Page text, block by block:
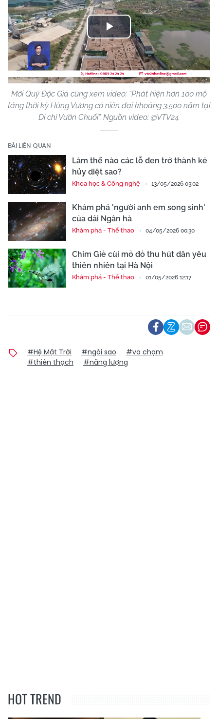
Play
Video
Mời Quý Độc Giả cùng xem video: “Phát hiện hơn 100 mộ
táng thời kỳ Hùng Vương có niên đại khoảng 3.500 năm tại
Di chỉ Vườn Chuối”. Nguồn video: @VTV24.
BÀI LIÊN QUAN
Làm thế nào các lỗ đen trở thành kẻ
hủy diệt sao?
Khoa học & Công nghệ 13/05/2026 03:02
Khám phá 'người anh em song sinh'
của dải Ngân hà
Khám phá - Thể thao 04/05/2026 00:30
Chim Giẻ cùi mỏ đỏ thu hút dân yêu
thiên nhiên tại Hà Nội
Khám phá - Thể thao 01/05/2026 12:17
#Hệ Mặt Trời #ngôi sao
#va chạm
#thiên thạch
#năng lượng
HOT TREND